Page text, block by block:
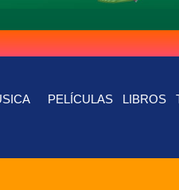
PELÍCULAS LIBROS